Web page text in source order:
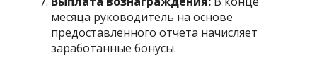
месяца руководитель на основе
предоставленного отчета начисляет
заработанные бонусы.